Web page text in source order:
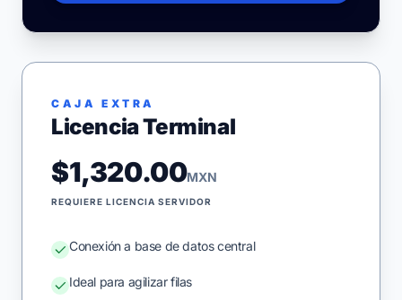
CAJA EXTRA
Licencia Terminal
$1,320.00MXN
REQUIERE LICENCIA SERVIDOR
Conexión a base de datos central
Ideal para agilizar filas